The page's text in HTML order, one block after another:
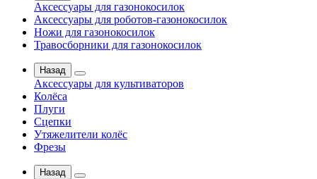
Аксессуары для газонокосилок
Аксессуары для роботов-газонокосилок
Ножи для газонокосилок
Травосборники для газонокосилок
Назад
Аксессуары для культиваторов
Колёса
Плуги
Сцепки
Утяжелители колёс
Фрезы
Назад